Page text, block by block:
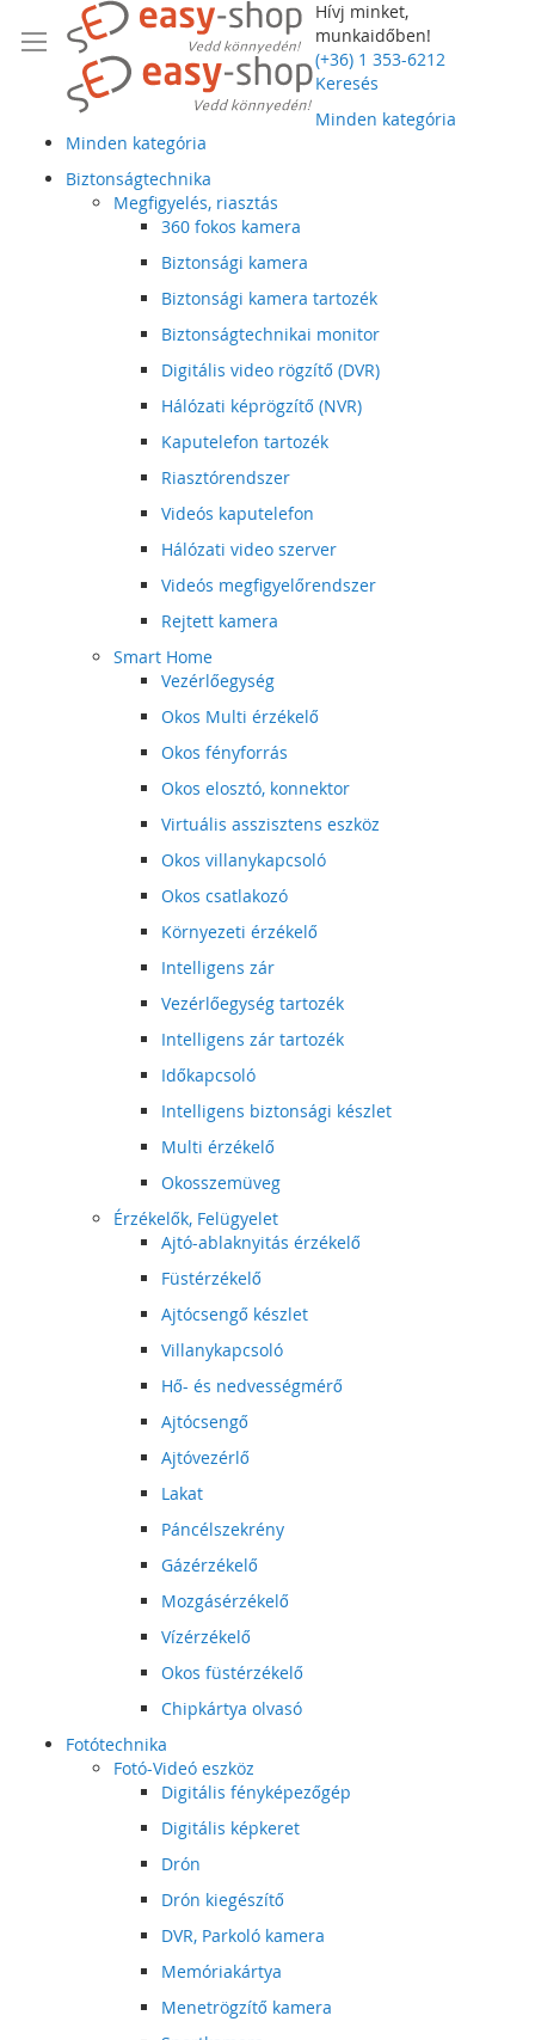
Hívj minket,
munkaidőben!
(+36) 1 353-6212
Keresés
Minden kategória
Minden kategória
Biztonságtechnika
Megfigyelés, riasztás
360 fokos kamera
Biztonsági kamera
Biztonsági kamera tartozék
Biztonságtechnikai monitor
Digitális video rögzítő (DVR)
Hálózati képrögzítő (NVR)
Kaputelefon tartozék
Riasztórendszer
Videós kaputelefon
Hálózati video szerver
Videós megfigyelőrendszer
Rejtett kamera
Smart Home
Vezérlőegység
Okos Multi érzékelő
Okos fényforrás
Okos elosztó, konnektor
Virtuális asszisztens eszköz
Okos villanykapcsoló
Okos csatlakozó
Környezeti érzékelő
Intelligens zár
Vezérlőegység tartozék
Intelligens zár tartozék
Időkapcsoló
Intelligens biztonsági készlet
Multi érzékelő
Okosszemüveg
Érzékelők, Felügyelet
Ajtó-ablaknyitás érzékelő
Füstérzékelő
Ajtócsengő készlet
Villanykapcsoló
Hő- és nedvességmérő
Ajtócsengő
Ajtóvezérlő
Lakat
Páncélszekrény
Gázérzékelő
Mozgásérzékelő
Vízérzékelő
Okos füstérzékelő
Chipkártya olvasó
Fotótechnika
Fotó-Videó eszköz
Digitális fényképezőgép
Digitális képkeret
Drón
Drón kiegészítő
DVR, Parkoló kamera
Memóriakártya
Menetrögzítő kamera